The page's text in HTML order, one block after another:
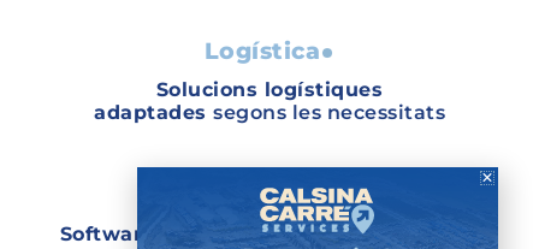
Logística
Solucions logístiques
adaptades segons les necessitats
Tecnologia
Software propi.
Seguiment i traçabilitat